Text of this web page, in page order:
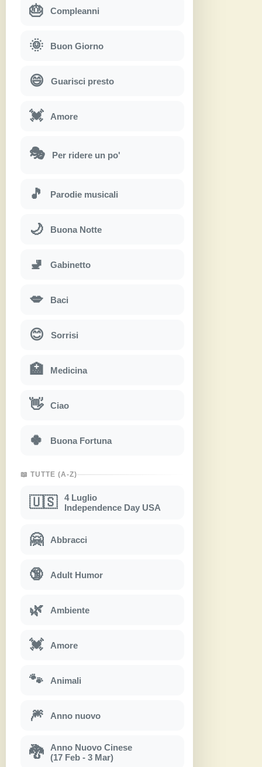
🎂 Compleanni
🌞 Buon Giorno
😄 Guarisci presto
💓 Amore
🎭 Per ridere un po'
🎵 Parodie musicali
🌙 Buona Notte
🚽 Gabinetto
💋 Baci
😊 Sorrisi
🏥 Medicina
👋 Ciao
🍀 Buona Fortuna
📖 TUTTE (A-Z)
🇺🇸
4 Luglio
Independence Day USA
🤗 Abbracci
🔞 Adult Humor
🌿 Ambiente
💓 Amore
🐾 Animali
🎆 Anno nuovo
🐉
Anno Nuovo Cinese
(17 Feb - 3 Mar)